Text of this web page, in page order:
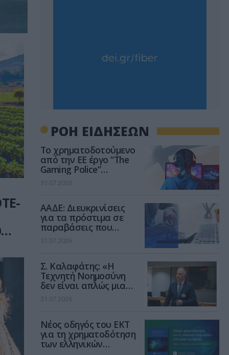
ΡΟΗ ΕΙΔΗΣΕΩΝ
Το χρηματοδοτούμενο
από την ΕΕ έργο “The
Gaming Police”
ενισχύει την ασφάλεια
των παιδιών στο
31.07.2026
ΑΑΔΕ: Διευκρινίσεις
για τα πρόστιμα σε
παραβάσεις που
αφορούν τους ΦΗΜ
31.07.2026
Σ. Καλαφάτης: «Η
Τεχνητή Νοημοσύνη
δεν είναι απλώς μια
νέα τεχνολογία, είναι
μια νέα βιομηχανική
31.07.2026
Νέος οδηγός του ΕΚΤ
για τη χρηματοδότηση
των ελληνικών